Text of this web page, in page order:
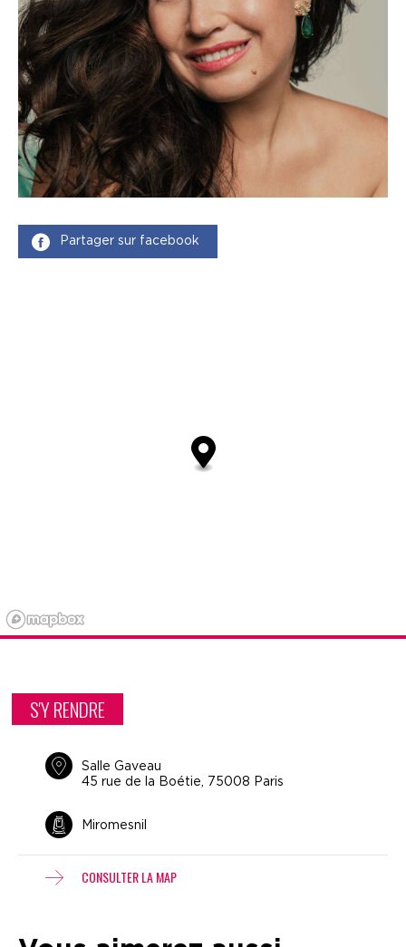
Partager sur facebook
S'Y RENDRE
Salle Gaveau
45 rue de la Boétie, 75008 Paris
Miromesnil
CONSULTER LA MAP